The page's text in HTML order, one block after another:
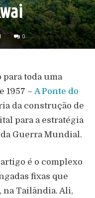
0
para toda uma
1957 – A Ponte do
da construção de
para a estratégia
Guerra Mundial.
é o complexo
fixas que
na Tailândia. Ali,